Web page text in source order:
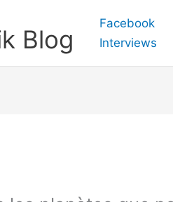
Blog
Facebook
Interviews